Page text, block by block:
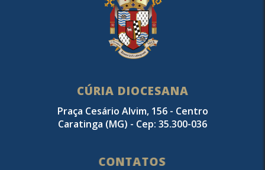
CÚRIA DIOCESANA
Praça Cesário Alvim, 156 - Centro
Caratinga (MG) - Cep: 35.300-036
CONTATOS